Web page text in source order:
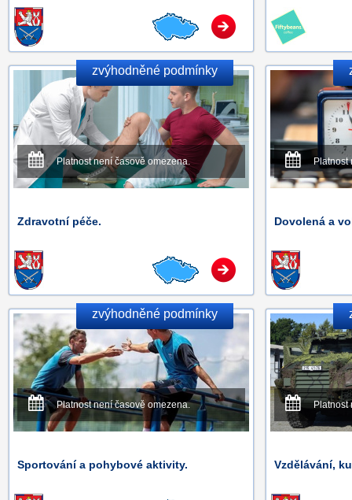
zvýhodněné podmínky
Platnost není časově omezena.
Zdravotní péče.
Platnost
Dovolená a
zvýhodněné podmínky
Platnost není časově omezena.
Sportování a pohybové aktivity.
Platnost
Vzdělávání,